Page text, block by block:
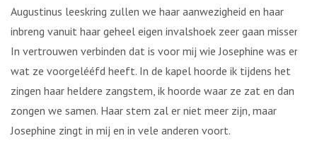
Augustinus leeskring zullen we haar aanwezigheid en haar
inbreng vanuit haar geheel eigen invalshoek zeer gaan missen.
In vertrouwen verbinden dat is voor mij wie Josephine was en
wat ze voorgelééfd heeft. In de kapel hoorde ik tijdens het
zingen haar heldere zangstem, ik hoorde waar ze zat en dan
zongen we samen. Haar stem zal er niet meer zijn, maar
Josephine zingt in mij en in vele anderen voort.